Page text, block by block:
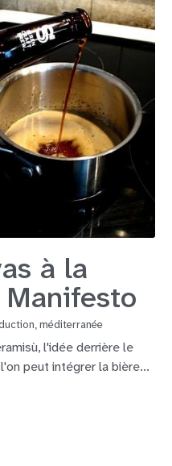
à la
méditerranée
l'idée derrière le
peut intégrer la bière...